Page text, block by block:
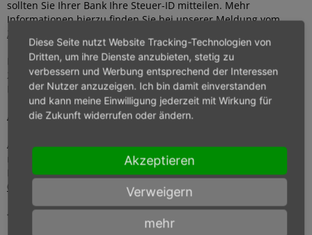
sollten Sie Ihrer Bank Ihre Steuer-ID mitteilen. Mehr
Informationen hierzu finden Sie bei unsererMeldung vom
25.09.2015
Ebenfalls zu beachten ist, dass nur noch bis zum 1. Februar
2016 Privatpersonen bei Überweisungen auf die 22-stellige
IBAN verzichten dürfen.
Arbeitnehmer:
Arbeitnehmer können erstmals ab dem Jahr 2016 Freibeträge
mit einer Gültigkeit von zwei Jahren beantragen. Mehr
Informationen hierzu finden Sie bei unsererMeldung vom
07.10.2015
Zurück zur Übersicht
Diese Seite nutzt Website Tracking-Technologien von
Dritten, um ihre Dienste anzubieten, stetig zu
verbessern und Werbung entsprechend der Interessen
der Nutzer anzuzeigen. Ich bin damit einverstanden
und kann meine Einwilligung jederzeit mit Wirkung für
die Zukunft widerrufen oder ändern.
Akzeptieren
Verweigern
mehr